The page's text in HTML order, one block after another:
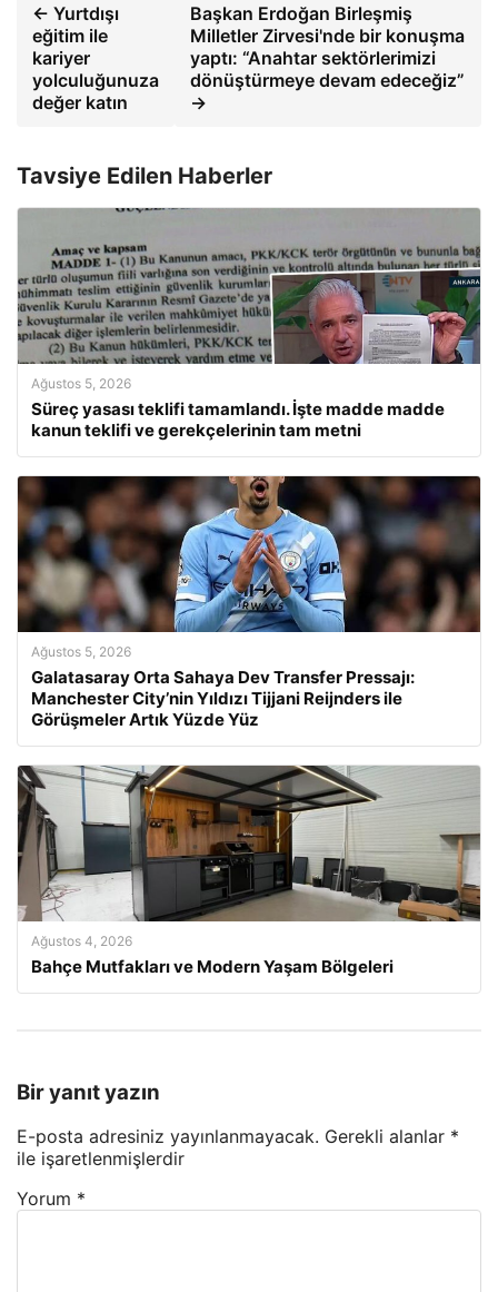
← Yurtdışı
eğitim ile
kariyer
yolculuğunuza
değer katın
Başkan Erdoğan Birleşmiş
Milletler Zirvesi'nde bir konuşma
yaptı: “Anahtar sektörlerimizi
dönüştürmeye devam edeceğiz”
→
Tavsiye Edilen Haberler
Ağustos 5, 2026
Süreç yasası teklifi tamamlandı. İşte madde madde
kanun teklifi ve gerekçelerinin tam metni
Ağustos 5, 2026
Galatasaray Orta Sahaya Dev Transfer Pressajı:
Manchester City’nin Yıldızı Tijjani Reijnders ile
Görüşmeler Artık Yüzde Yüz
Ağustos 4, 2026
Bahçe Mutfakları ve Modern Yaşam Bölgeleri
Bir yanıt yazın
E-posta adresiniz yayınlanmayacak. Gerekli alanlar *
ile işaretlenmişlerdir
Yorum *